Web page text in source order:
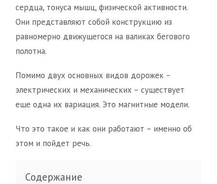
сердца, тонуса мышц, физической активности.
Они представляют собой конструкцию из
равномерно движущегося на валиках бегового
полотна.
Помимо двух основных видов дорожек –
электрических и механических – существует
еще одна их вариация. Это магнитные модели.
Что это такое и как они работают – именно об
этом и пойдет речь.
Содержание